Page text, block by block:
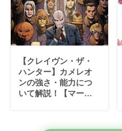
【クレイヴン・ザ・
ハンター】カメレオ
ンの強さ・能力につ
いて解説！【マーベ